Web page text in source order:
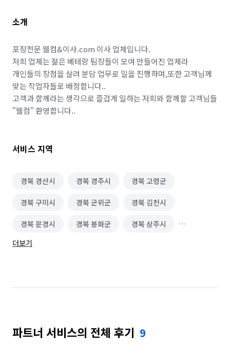
소개
포장전문 웰컴&이사.com 이사 업체입니다.
저희 업체는 젊은 베테랑 팀장들이 모여 만들어진 업체라
개인들의 장점을 살려 분담 업무로 일을 진행하며,또한 고객님께
맞는 작업자들로 배정합니다..
고객과 함께라는 생각으로 즐겁게 일하는 저희와 함께할 고객님들
"웰컴" 환영합니다..
서비스 지역
경북 경산시 경북 경주시 경북 고령군
경북 구미시 경북 군위군 경북 김천시
경북 문경시 경북 봉화군 경북 상주시
경북 성주군
경북 예천군 경북 울릉군 경북 울진군
경북 칠곡군 경북 포항시 남구
더보기
파트너 서비스의 전체 후기 9